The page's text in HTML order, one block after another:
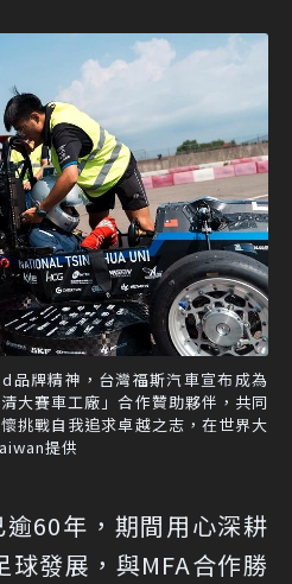
牌精神，台灣福斯汽車宣布成為
大賽車工廠」合作贊助夥伴，共同
挑戰自我追求卓越之志，在世界大
提供
60年，期間用心深耕
球發展，與MFA合作勝